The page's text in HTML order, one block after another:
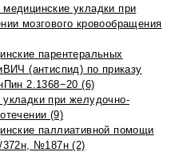
укладки при
мозгового кровообращения
парентеральных
(антиспид) по приказу
2.1368−20 (6)
при желудочно-
(9)
паллиативной помощи
№187н (2)